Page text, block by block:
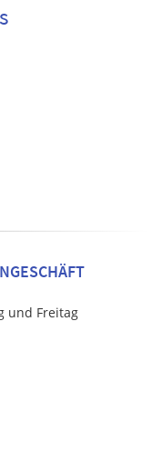
und Freitag